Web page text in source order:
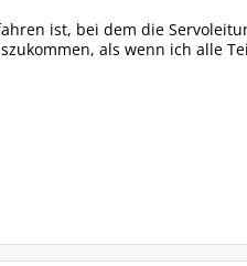
ist, bei dem die
als wenn ich alle